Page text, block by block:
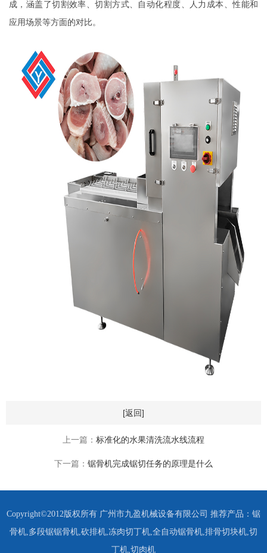
成，涵盖了切割效率、切割方式、自动化程度、人力成本、性能和
应用场景等方面的对比。
[返回]
上一篇： 标准化的水果清洗流水线流程
下一篇： 锯骨机完成锯切任务的原理是什么
Copyright©2012版权所有 广州市九盈机械设备有限公司 推荐产品： 锯
骨机 多段锯锯骨机 砍排机 冻肉切丁机 全自动锯骨机 排骨切块机 切
丁机 切肉机